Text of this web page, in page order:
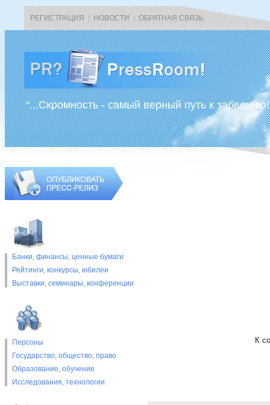
РЕГИСТРАЦИЯ НОВОСТИ ОБРАТНАЯ СВЯЗЬ
“...Скромность - самый верный путь к
Банки, финансы, ценные бумаги
Рейтинги, конкурсы, юбилеи
Выставки, cеминары, конференции
Персоны
Государство, общество, право
Образование, обучение
Исследования, технологии
К